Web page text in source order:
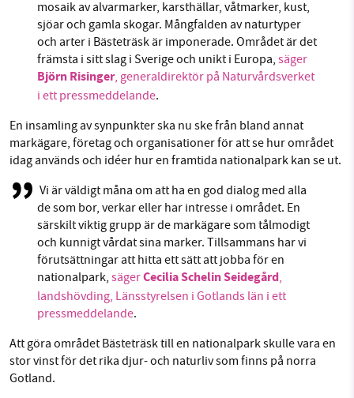
mosaik av alvarmarker, karsthällar, våtmarker, kust,
sjöar och gamla skogar. Mångfalden av naturtyper
och arter i Bästeträsk är imponerade. Området är det
främsta i sitt slag i Sverige och unikt i Europa, säger
Björn Risinger, generaldirektör på Naturvårdsverket
i ett pressmeddelande.
En insamling av synpunkter ska nu ske från bland annat
markägare, företag och organisationer för att se hur området
idag används och idéer hur en framtida nationalpark kan se ut.
Vi är väldigt måna om att ha en god dialog med alla
de som bor, verkar eller har intresse i området. En
särskilt viktig grupp är de markägare som tålmodigt
och kunnigt vårdat sina marker. Tillsammans har vi
förutsättningar att hitta ett sätt att jobba för en
nationalpark, sägerCecilia Schelin Seidegård,
landshövding, Länsstyrelsen i Gotlands län i ett
pressmeddelande.
Att göra området Bästeträsk till en nationalpark skulle vara en
stor vinst för det rika djur- och naturliv som finns på norra
Gotland.